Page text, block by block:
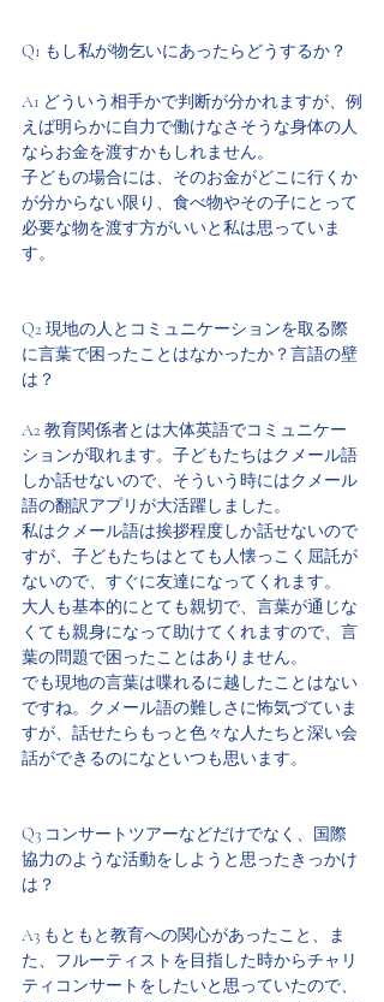
Q1 もし私が物乞いにあったらどうするか？
A1 どういう相手かで判断が分かれますが、例
えば明らかに自力で働けなさそうな身体の人
ならお金を渡すかもしれません。
子どもの場合には、そのお金がどこに行くか
が分からない限り、食べ物やその子にとって
必要な物を渡す方がいいと私は思っていま
す。
Q2 現地の人とコミュニケーションを取る際
に言葉で困ったことはなかったか？言語の壁
は？
A2 教育関係者とは大体英語でコミュニケー
ションが取れます。子どもたちはクメール語
しか話せないので、そういう時にはクメール
語の翻訳アプリが大活躍しました。
私はクメール語は挨拶程度しか話せないので
すが、子どもたちはとても人懐っこく屈託が
ないので、すぐに友達になってくれます。
大人も基本的にとても親切で、言葉が通じな
くても親身になって助けてくれますので、言
葉の問題で困ったことはありません。
でも現地の言葉は喋れるに越したことはない
ですね。クメール語の難しさに怖気づていま
すが、話せたらもっと色々な人たちと深い会
話ができるのになといつも思います。
Q3 コンサートツアーなどだけでなく、国際
協力のような活動をしようと思ったきっかけ
は？
A3 もともと教育への関心があったこと、ま
た、フルーティストを目指した時からチャリ
ティコンサートをしたいと思っていたので、